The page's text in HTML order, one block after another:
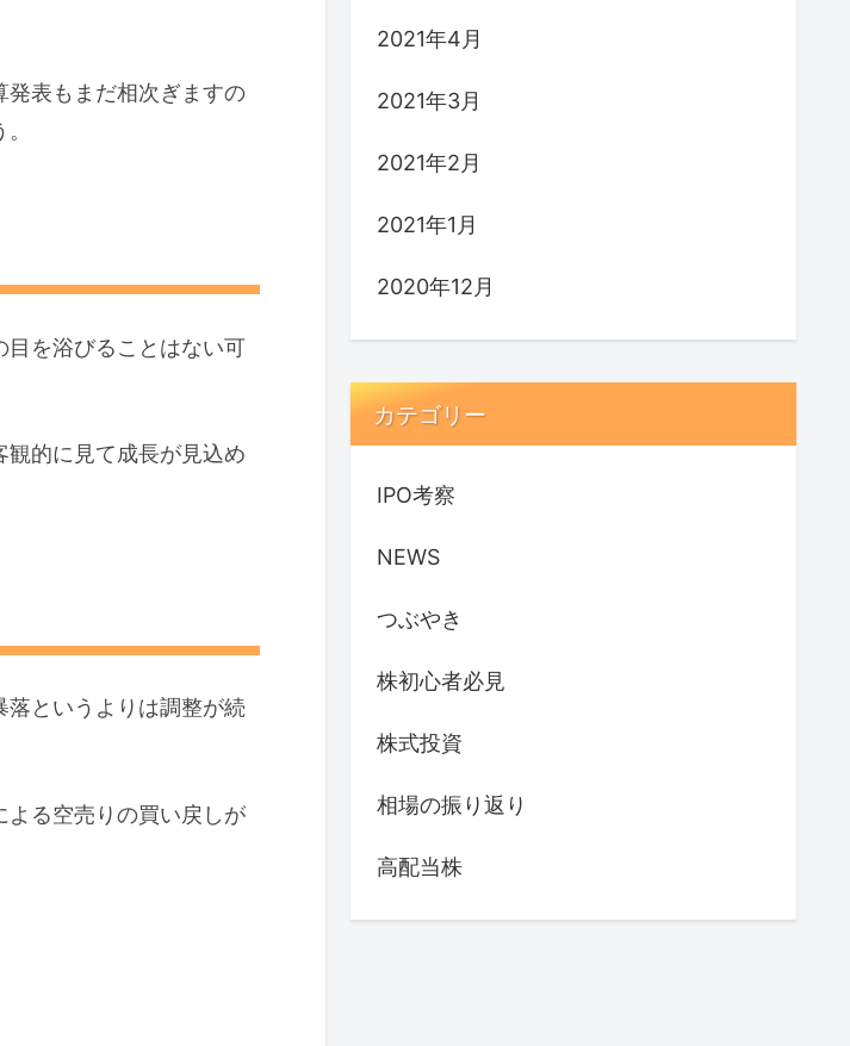
発表もまだ相次ぎますの
目を浴びることはない可
的に見て成長が見込め
というよりは調整が続
よる空売りの買い戻しが
2021年4月
2021年3月
2021年2月
2021年1月
2020年12月
カテゴリー
IPO考察
NEWS
つぶやき
株初心者必見
株式投資
相場の振り返り
高配当株